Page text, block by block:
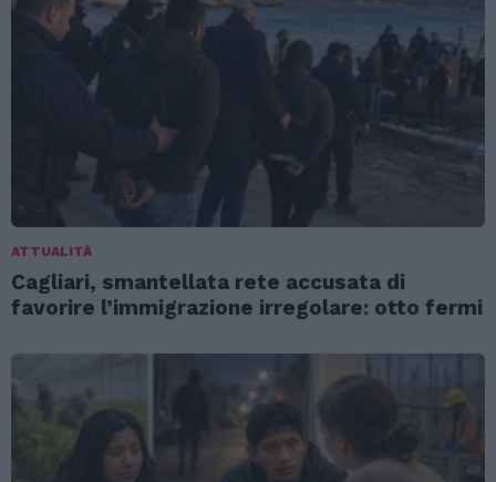
ATTUALITÀ
Cagliari, smantellata rete accusata di
favorire l’immigrazione irregolare: otto fermi